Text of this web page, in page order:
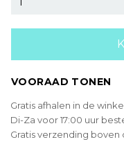
VOORAAD TONEN
Gratis afhalen in de
Di-Za voor 17:00 uur
Gratis verzending boven